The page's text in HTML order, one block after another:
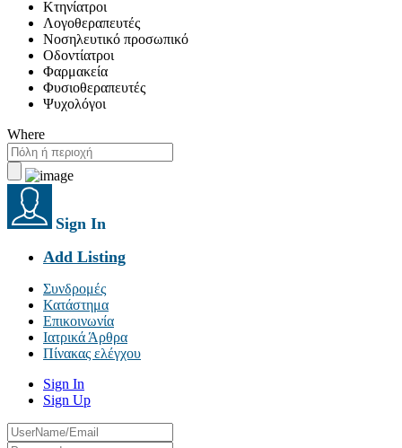
Κτηνίατροι
Λογοθεραπευτές
Νοσηλευτικό προσωπικό
Οδοντίατροι
Φαρμακεία
Φυσιοθεραπευτές
Ψυχολόγοι
Where
Sign In
Add Listing
Συνδρομές
Κατάστημα
Επικοινωνία
Ιατρικά Άρθρα
Πίνακας ελέγχου
Sign In
Sign Up